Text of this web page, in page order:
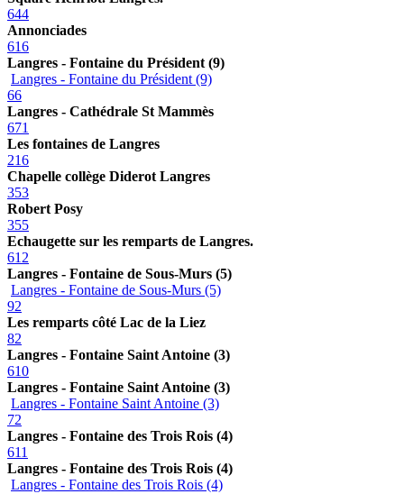
644
Annonciades
616
Langres - Fontaine du Président (9)
Langres - Fontaine du Président (9)
66
Langres - Cathédrale St Mammès
671
Les fontaines de Langres
216
Chapelle collège Diderot Langres
353
Robert Posy
355
Echaugette sur les remparts de Langres.
612
Langres - Fontaine de Sous-Murs (5)
Langres - Fontaine de Sous-Murs (5)
92
Les remparts côté Lac de la Liez
82
Langres - Fontaine Saint Antoine (3)
610
Langres - Fontaine Saint Antoine (3)
Langres - Fontaine Saint Antoine (3)
72
Langres - Fontaine des Trois Rois (4)
611
Langres - Fontaine des Trois Rois (4)
Langres - Fontaine des Trois Rois (4)